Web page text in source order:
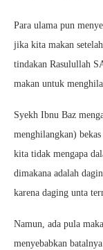
Para ulama pun
jika kita makan
tindakan Rasulullah
makan untuk
Syekh Ibnu Baz
menghilangkan)
kita tidak mengapa
dimakana adalah
karena daging unta
Namun, ada pula
menyebabkan